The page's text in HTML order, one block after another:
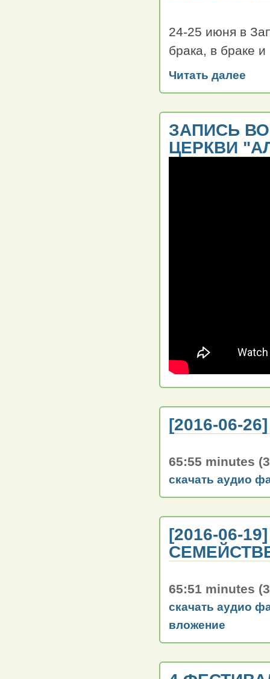
24-25 июня в
брака, в браке
Читать далее
ЗАПИСЬ
ЦЕРКВИ
[2016-06-
65:55 minutes
скачать аудио
[2016-06-
65:51 minutes
скачать аудио
вложение